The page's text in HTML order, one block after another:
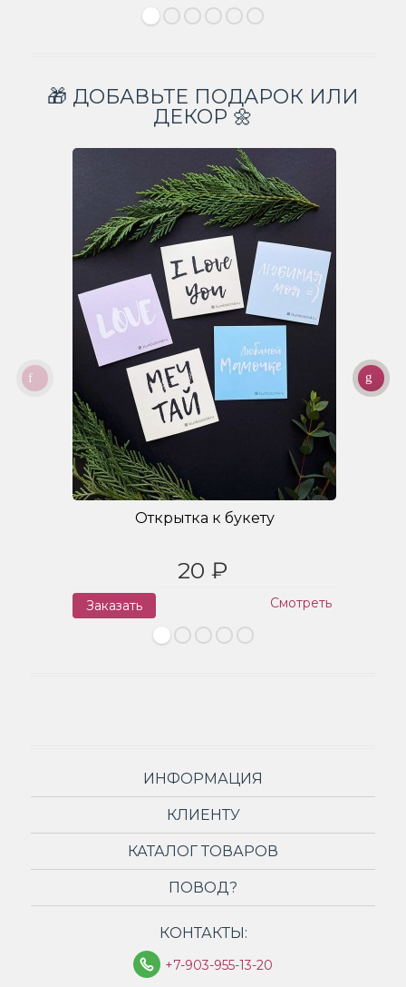
🎁 ДОБАВЬТЕ ПОДАРОК ИЛИ
ДЕКОР 🌼
Открытка к букету
20 ₽
Заказать Смотреть
ИНФОРМАЦИЯ
КЛИЕНТУ
КАТАЛОГ ТОВАРОВ
ПОВОД?
КОНТАКТЫ:
+7-903-955-13-20